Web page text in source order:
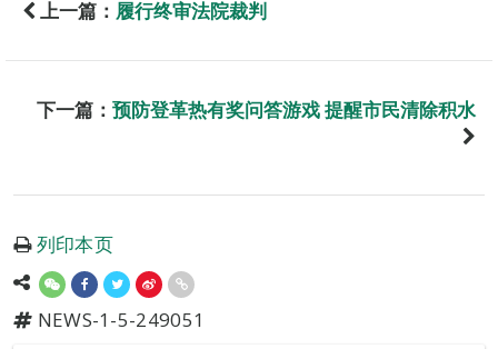
上一篇： 履行终审法院裁判
下一篇： 预防登革热有奖问答游戏 提醒市民清除积水
列印本页
NEWS-1-5-249051